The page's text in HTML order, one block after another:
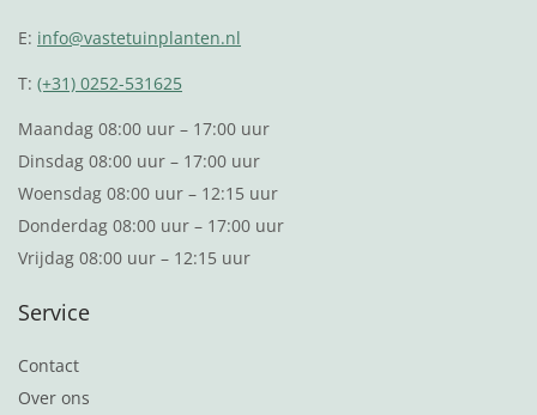
E: info@vastetuinplanten.nl
T:(+31) 0252-531625
Maandag 08:00 uur – 17:00 uur
Dinsdag 08:00 uur – 17:00 uur
Woensdag 08:00 uur – 12:15 uur
Donderdag 08:00 uur – 17:00 uur
Vrijdag 08:00 uur – 12:15 uur
Service
Contact
Over ons